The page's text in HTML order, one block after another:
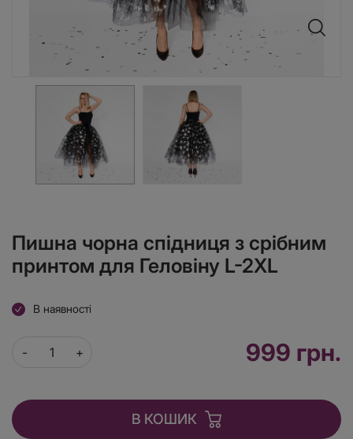
Пишна чорна спідниця з срібним
принтом для Геловіну L-2XL
В наявності
999 грн.
В КОШИК